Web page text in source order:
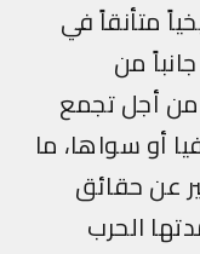
في
من
تجمع
سواها، ما
حقائق